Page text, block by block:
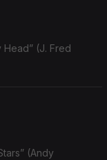
Head” (J. Fred